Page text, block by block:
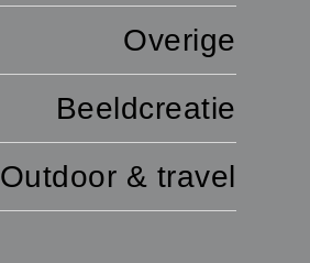
Overige
Beeldcreatie
Outdoor & travel